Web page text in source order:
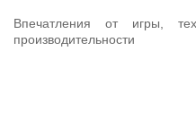
Впечатления от игры,
производительности